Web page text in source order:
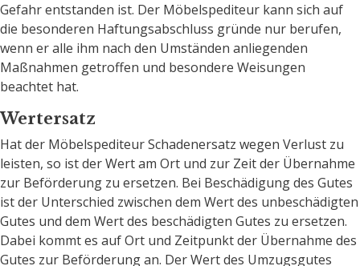
Gefahr entstanden ist. Der Möbelspediteur kann sich auf
die besonderen Haftungsabschluss gründe nur berufen,
wenn er alle ihm nach den Umständen anliegenden
Maßnahmen getroffen und besondere Weisungen
beachtet hat.
Wertersatz
Hat der Möbelspediteur Schadenersatz wegen Verlust zu
leisten, so ist der Wert am Ort und zur Zeit der Übernahme
zur Beförderung zu ersetzen. Bei Beschädigung des Gutes
ist der Unterschied zwischen dem Wert des unbeschädigten
Gutes und dem Wert des beschädigten Gutes zu ersetzen.
Dabei kommt es auf Ort und Zeitpunkt der Übernahme des
Gutes zur Beförderung an. Der Wert des Umzugsgutes